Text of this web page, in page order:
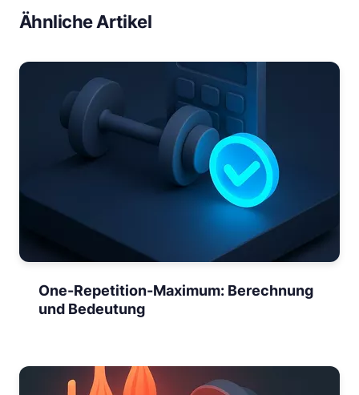
Ähnliche Artikel
One-Repetition-Maximum: Berechnung
und Bedeutung